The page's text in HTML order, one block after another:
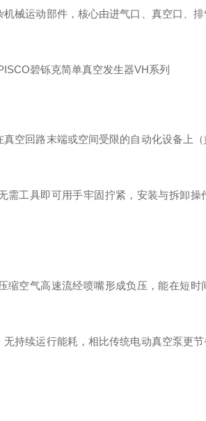
械运动部件，核心由进气口、真空口、
空回路末端或空间受限的自动化设备上
需工具即可用手牢固拧紧，安装与拆卸
缩空气高速流经喷嘴形成负压，能在短
持续运行能耗，相比传统电动真空泵更